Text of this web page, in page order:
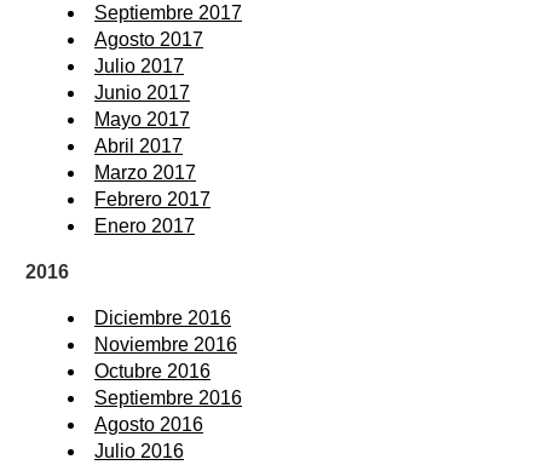
Septiembre 2017
Agosto 2017
Julio 2017
Junio 2017
Mayo 2017
Abril 2017
Marzo 2017
Febrero 2017
Enero 2017
2016
Diciembre 2016
Noviembre 2016
Octubre 2016
Septiembre 2016
Agosto 2016
Julio 2016